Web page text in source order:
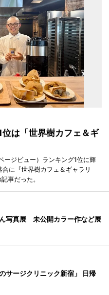
は「世界樹カフェ＆ギ
ージビュー）ランキング1位に輝
に『世界樹カフェ＆ギャラリ
事だった。
写真展 未公開カラー作など展
サージクリニック新宿」 日帰